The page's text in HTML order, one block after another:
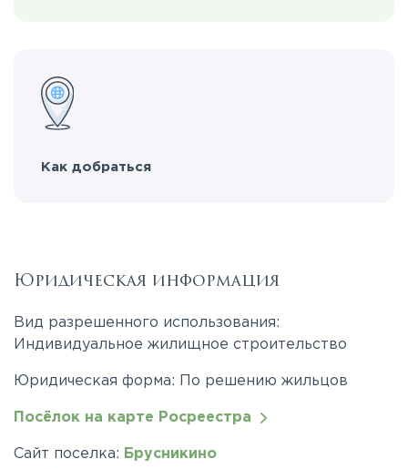
Как добраться
Юридическая информация
Вид разрешенного использования:
Индивидуальное жилищное строительство
Юридическая форма: По решению жильцов
Посёлок на карте Росреестра
Сайт поселка: Брусникино